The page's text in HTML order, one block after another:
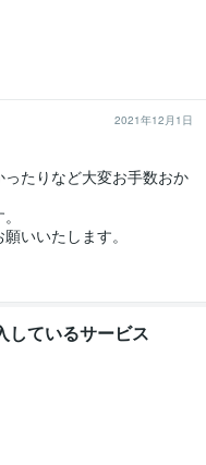
2021年12月1日
たりなど大変お手数おか
いいたします。
しているサービス